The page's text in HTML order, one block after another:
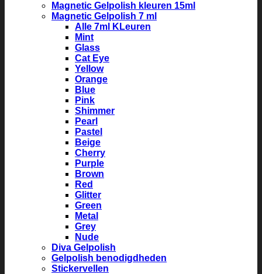
Magnetic Gelpolish kleuren 15ml
Magnetic Gelpolish 7 ml
Alle 7ml KLeuren
Mint
Glass
Cat Eye
Yellow
Orange
Blue
Pink
Shimmer
Pearl
Pastel
Beige
Cherry
Purple
Brown
Red
Glitter
Green
Metal
Grey
Nude
Diva Gelpolish
Gelpolish benodigdheden
Stickervellen